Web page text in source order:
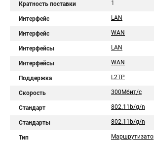
Кратность поставки 1
Интерфейс LAN
Интерфейс WAN
Интерфейсы LAN
Интерфейсы WAN
Поддержка L2TP
Скорость 300Мбит/с
Стандарт 802.11b/g/n
Стандарты 802.11b/g/n
Тип